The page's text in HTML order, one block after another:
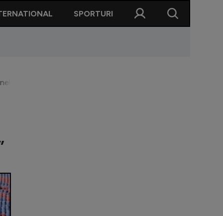
SPORTURI
Coman după remiza cu CFR: ”Nici Dumnezeu nu te ajută